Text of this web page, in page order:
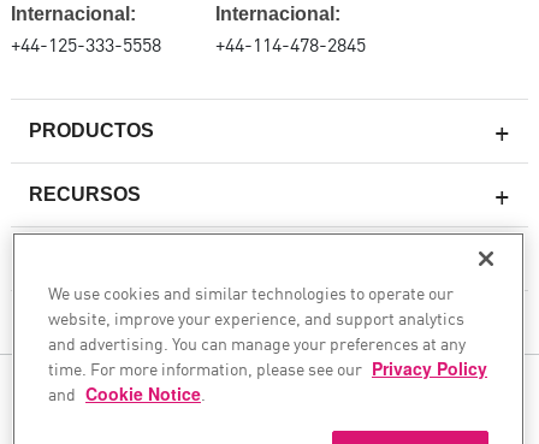
PRODUCTOS
Firewall de última generación
Seguridad de Red en la Nube
WAF
RECURSOS
LA EMPRESA
Internacional:
+44-125-333-5558
Internacional:
+44-114-478-2845
SÍGANOS
Aseguramos su transformación de IA
We use cookies and similar technologies to operate our
website, improve your experience, and support analytics
and advertising. You can manage your preferences at any
time. For more information, please see our Privacy Policy
and Cookie Notice.